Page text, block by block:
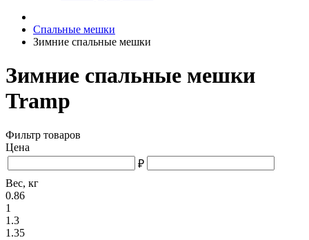
Спальные мешки
Зимние спальные мешки
Зимние спальные мешки
Tramp
Фильтр товаров
Цена
₽
Вес, кг
0.86
1
1.3
1.35